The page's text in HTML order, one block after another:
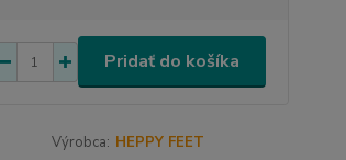
Pridať do košíka
Výrobca: HEPPY FEET